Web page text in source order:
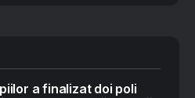
a finalizat doi poli